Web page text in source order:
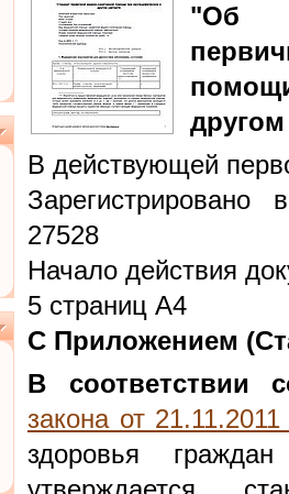
"Об
В действующей
27528
Начало действия
5 страниц А4
С Приложением
В соответствии
закона от
здоровья